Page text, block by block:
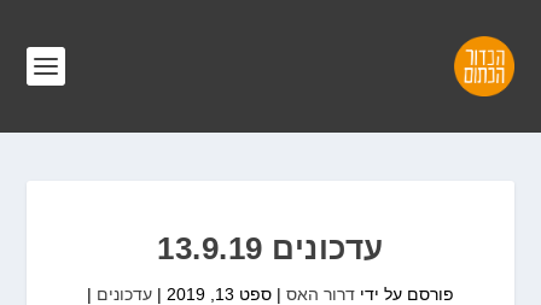
עדכונים 13.9.19
פורסם על ידי דרור האס | ספט 13, 2019 | עדכונים |